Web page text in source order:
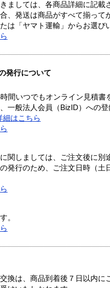
ましては、各商品詳細に記載
、発送は商品がすべて揃って
は「ヤマト運輸」からお選び
発行について
間いつでもオンライン見積書
一般法人会員（BizID）への登
細はこちら
関しましては、ご注文後に別
発行のため、ご注文日時（
。
換は、商品到着後７日以内